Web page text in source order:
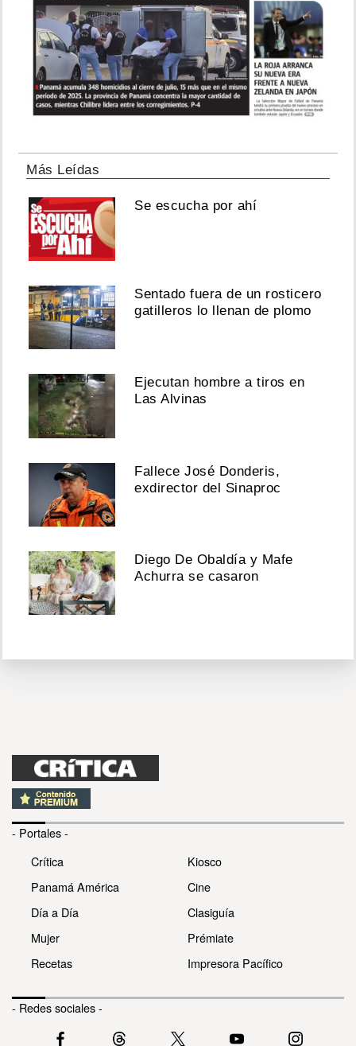
Más Leídas
Se escucha por ahí
Sentado fuera de un rosticero
gatilleros lo llenan de plomo
Ejecutan hombre a tiros en
Las Alvinas
Fallece José Donderis,
exdirector del Sinaproc
Diego De Obaldía y Mafe
Achurra se casaron
- Portales -
Crítica
Panamá América
Día a Día
Mujer
Recetas
Kiosco
Cine
Clasiguía
Prémiate
Impresora Pacífico
- Redes sociales -